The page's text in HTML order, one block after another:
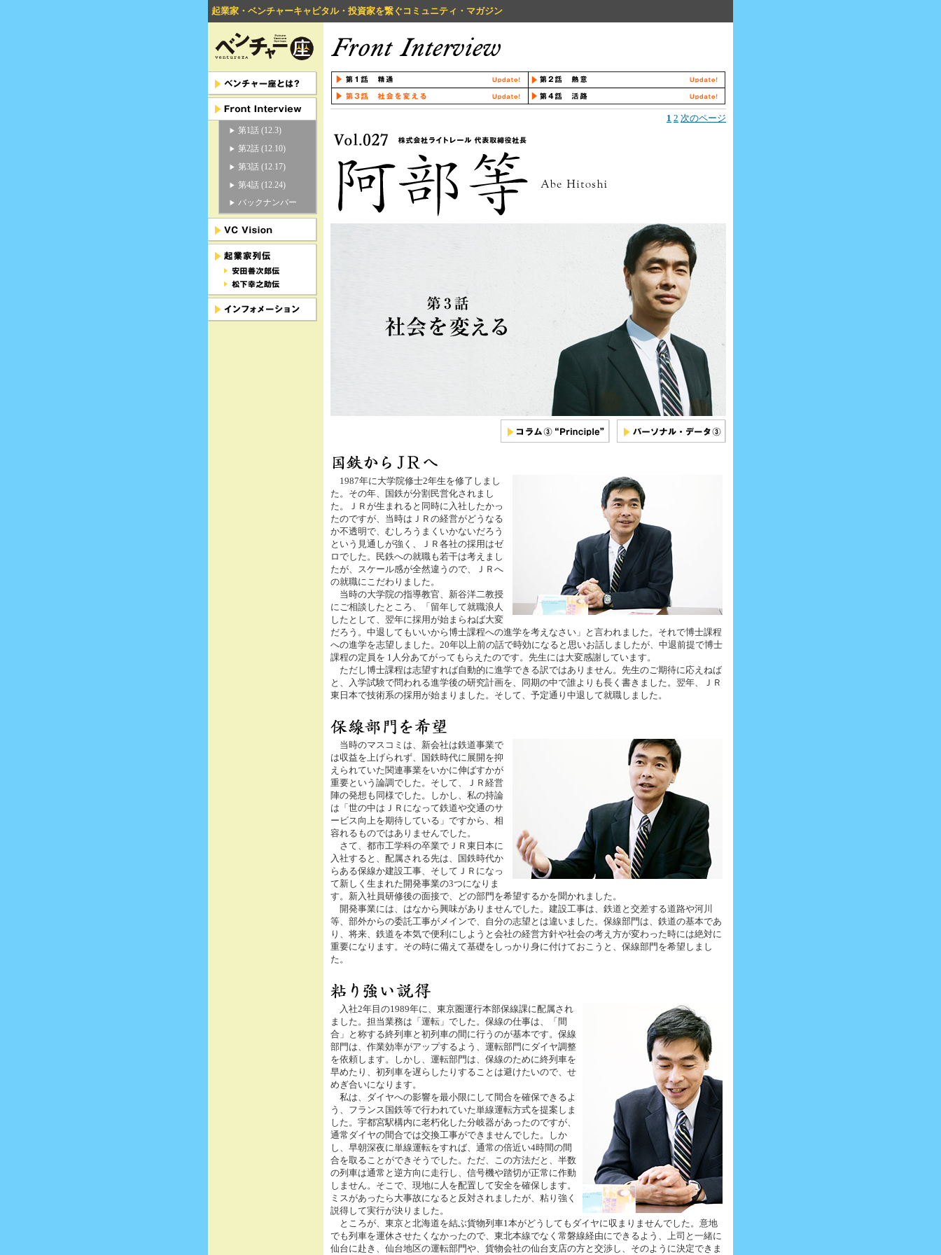
起業家・ベンチャーキャピタル・投資家を繋ぐコミュニティ・マガジン
第1話 (12.3)
第2話 (12.10)
第3話 (12.17)
第4話 (12.24)
バックナンバー
1 2 次のページ
1987年に大学院修士2年生を修了しまし
た。その年、国鉄が分割民営化されまし
た。ＪＲが生まれると同時に入社したかっ
たのですが、当時はＪＲの経営がどうなる
か不透明で、むしろうまくいかないだろう
という見通しが強く、ＪＲ各社の採用はゼ
ロでした。民鉄への就職も若干は考えまし
たが、スケール感が全然違うので、ＪＲへ
の就職にこだわりました。
当時の大学院の指導教官、新谷洋二教授
にご相談したところ、「留年して就職浪人
したとして、翌年に採用が始まらねば大変
だろう。中退してもいいから博士課程への進学を考えなさい」と言われました。それで博士課程
への進学を志望しました。20年以上前の話で時効になると思いお話しましたが、中退前提で博士
課程の定員を 1人分あてがってもらえたのです。先生には大変感謝しています。
ただし博士課程は志望すれば自動的に進学できる訳ではありません。先生のご期待に応えねば
と、入学試験で問われる進学後の研究計画を、同期の中で誰よりも長く書きました。翌年、ＪＲ
東日本で技術系の採用が始まりました。そして、予定通り中退して就職しました。
当時のマスコミは、新会社は鉄道事業で
は収益を上げられず、国鉄時代に展開を抑
えられていた関連事業をいかに伸ばすかが
重要という論調でした。そして、ＪＲ経営
陣の発想も同様でした。しかし、私の持論
は「世の中はＪＲになって鉄道や交通のサ
ービス向上を期待している」ですから、相
容れるものではありませんでした。
さて、都市工学科の卒業でＪＲ東日本に
入社すると、配属される先は、国鉄時代か
らある保線か建設工事、そしてＪＲになっ
て新しく生まれた開発事業の3つになりま
す。新入社員研修後の面接で、どの部門を希望するかを聞かれました。
開発事業には、はなから興味がありませんでした。建設工事は、鉄道と交差する道路や河川
等、部外からの委託工事がメインで、自分の志望とは違いました。保線部門は、鉄道の基本であ
り、将来、鉄道を本気で便利にしようと会社の経営方針や社会の考え方が変わった時には絶対に
重要になります。その時に備えて基礎をしっかり身に付けておこうと、保線部門を希望しまし
た。
入社2年目の1989年に、東京圏運行本部保線課に配属され
ました。担当業務は「運転」でした。保線の仕事は、「間
合」と称する終列車と初列車の間に行うのが基本です。保線
部門は、作業効率がアップするよう、運転部門にダイヤ調整
を依頼します。しかし、運転部門は、保線のために終列車を
早めたり、初列車を遅らしたりすることは避けたいので、せ
めぎ合いになります。
私は、ダイヤへの影響を最小限にして間合を確保できるよ
う、フランス国鉄等で行われていた単線運転方式を提案しま
した。宇都宮駅構内に老朽化した分岐器があったのですが、
通常ダイヤの間合では交換工事ができませんでした。しか
し、早朝深夜に単線運転をすれば、通常の倍近い4時間の間
合を取ることができそうでした。ただ、この方法だと、半数
の列車は通常と逆方向に走行し、信号機や踏切が正常に作動
しません。そこで、現地に人を配置して安全を確保します。
ミスがあったら大事故になると反対されましたが、粘り強く
説得して実行が決りました。
ところが、東京と北海道を結ぶ貨物列車1本がどうしてもダイヤに収まりませんでした。意地
でも列車を運休させたくなかったので、東北本線でなく常磐線経由にできるよう、上司と一緒に
仙台に赴き、仙台地区の運転部門や、貨物会社の仙台支店の方と交渉し、そのように決定できま